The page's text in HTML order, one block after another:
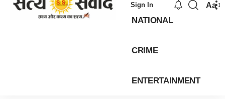
NATIONAL
CRIME
ENTERTAINMENT
Sign In Aa